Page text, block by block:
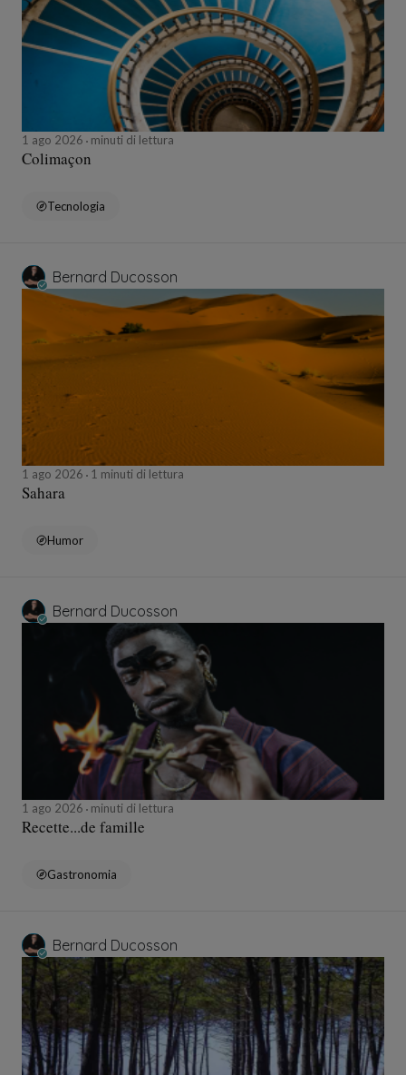
1 ago 2026 minuti di lettura
Colimaçon
Tecnologia
Bernard Ducosson
1 ago 2026 1 minuti di lettura
Sahara
Humor
Bernard Ducosson
1 ago 2026 minuti di lettura
Recette...de famille
Gastronomia
Bernard Ducosson